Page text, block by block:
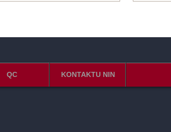
QC KONTAKTU NIN